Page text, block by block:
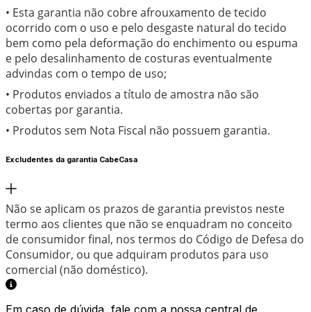
• Esta garantia não cobre afrouxamento de tecido
ocorrido com o uso e pelo desgaste natural do tecido
bem como pela deformação do enchimento ou espuma
e pelo desalinhamento de costuras eventualmente
advindas com o tempo de uso;
• Produtos enviados a título de amostra não são
cobertas por garantia.
• Produtos sem Nota Fiscal não possuem garantia.
Excludentes da garantia CabeCasa
Não se aplicam os prazos de garantia previstos neste
termo aos clientes que não se enquadram no conceito
de consumidor final, nos termos do Código de Defesa do
Consumidor, ou que adquiram produtos para uso
comercial (não doméstico).
Em caso de dúvida, fale com a nossa central de